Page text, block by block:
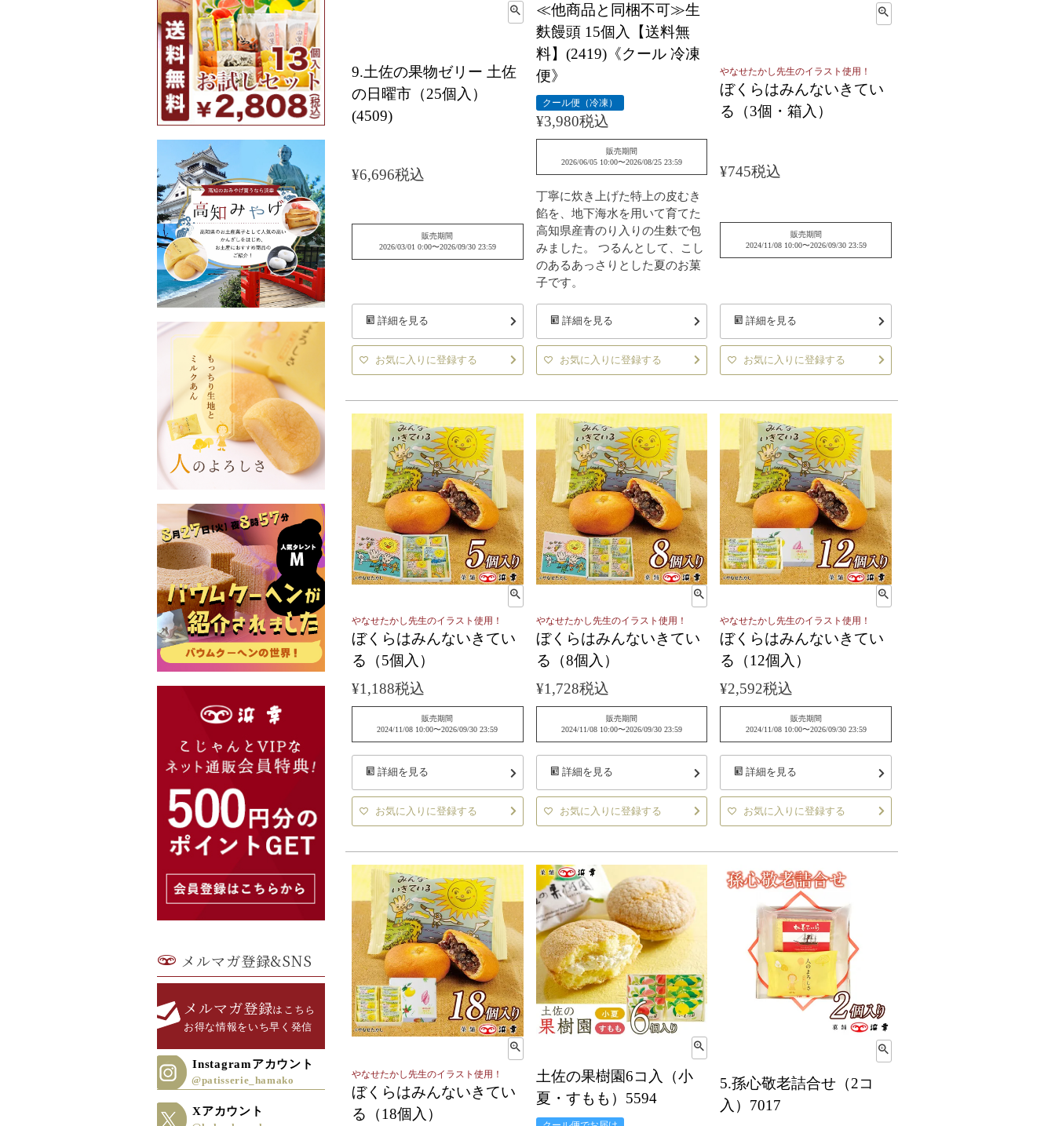
メルマガ登録&SNS
メルマガ登録はこちら
お得な情報をいち早く発信
Instagramアカウント
@patisserie_hamako
Xアカウント
9.土佐の果物ゼリー 土佐
の日曜市（25個入）
(4509)
¥6,696税込
販売期間
2026/03/01 0:00〜2026/09/30 23:59
詳細を見る
お気に入りに登録する
≪他商品と同梱不可≫生
麩饅頭 15個入【送料無
料】(2419)《クール 冷凍
便》
クール便（冷凍）
¥3,980税込
販売期間
2026/06/05 10:00〜2026/08/25 23:59
丁寧に炊き上げた特上の皮むき
餡を、地下海水を用いて育てた
高知県産青のり入りの生麩で包
みました。 つるんとして、こし
のあるあっさりとした夏のお菓
子です。
詳細を見る
お気に入りに登録する
やなせたかし先生のイラスト使用！
ぼくらはみんないきてい
る（3個・箱入）
¥745税込
販売期間
2024/11/08 10:00〜2026/09/30 23:59
詳細を見る
お気に入りに登録する
やなせたかし先生のイラスト使用！
ぼくらはみんないきてい
る（5個入）
¥1,188税込
販売期間
2024/11/08 10:00〜2026/09/30 23:59
詳細を見る
お気に入りに登録する
やなせたかし先生のイラスト使用！
ぼくらはみんないきてい
る（8個入）
¥1,728税込
販売期間
2024/11/08 10:00〜2026/09/30 23:59
詳細を見る
お気に入りに登録する
やなせたかし先生のイラスト使用！
ぼくらはみんないきてい
る（12個入）
¥2,592税込
販売期間
2024/11/08 10:00〜2026/09/30 23:59
詳細を見る
お気に入りに登録する
やなせたかし先生のイラスト使用！
ぼくらはみんないきてい
る（18個入）
土佐の果樹園6コ入（小
夏・すもも）5594
5.孫心敬老詰合せ（2コ
入）7017